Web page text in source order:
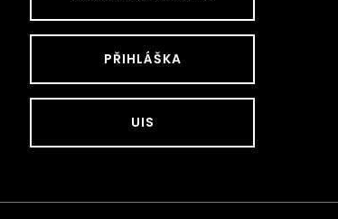
PŘIHLÁŠKA
UIS